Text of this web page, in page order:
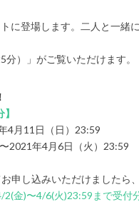
登場します。二人と一緒
）」がご覧いただけます。
4月11日（日）23:59
2021年4月6日（火）23:59
申し込みいただけましたら
2(金)〜4/6(火)23:59まで受付分